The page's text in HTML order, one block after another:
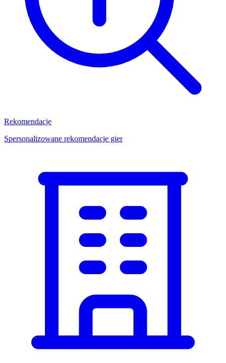
Rekomendacje
Spersonalizowane rekomendacje gier